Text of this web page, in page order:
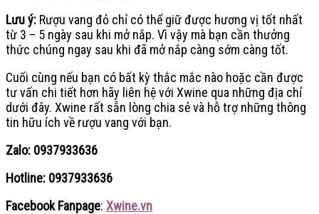
Lưu ý: Rượu vang đỏ chỉ có thể giữ được hương vị tốt nhất
từ 3 – 5 ngày sau khi mở nắp. Vì vậy mà bạn cần thưởng
thức chúng ngay sau khi đã mở nắp càng sớm càng tốt.
Cuối cùng nếu bạn có bất kỳ thắc mắc nào hoặc cần được
tư vấn chi tiết hơn hãy liên hệ với Xwine qua những địa chỉ
dưới đây. Xwine rất sẵn lòng chia sẻ và hỗ trợ những thông
tin hữu ích về rượu vang với bạn.
Zalo: 0937933636
Hotline: 0937933636
Facebook Fanpage: Xwine.vn